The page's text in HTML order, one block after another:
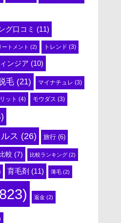
グ口コミ (11)
ートメント (2) トレンド (3)
ンジア (10)
毛 (21) マイナチュレ (3)
ット (4) モウダス (3)
ス (26) 旅行 (6)
比較 (7) 比較ランキング (2)
育毛剤 (11) 薄毛 (2)
返金 (2)